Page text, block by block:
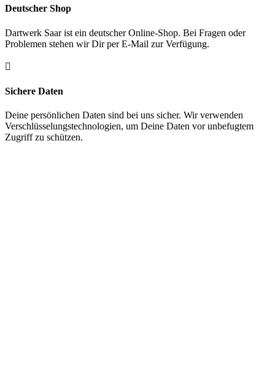
Deutscher Shop
Dartwerk Saar ist ein deutscher Online-Shop. Bei Fragen oder
Problemen stehen wir Dir per E-Mail zur Verfügung.

Sichere Daten
Deine persönlichen Daten sind bei uns sicher. Wir verwenden
Verschlüsselungstechnologien, um Deine Daten vor unbefugtem
Zugriff zu schützen.